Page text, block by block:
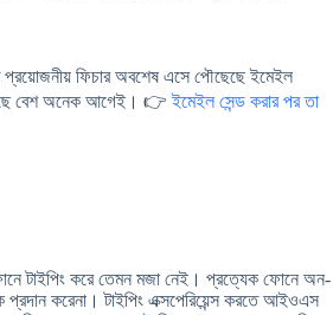
ফিচার অবশেষ এসে পৌছেছে ইমেইল
আছে বেশ অনেক আগেই। 👉ইমেইল সেন্ড করার পর তা
টাইপিং করে তেমন মজা নেই। প্রত্যেক ফোনে অন-
প্রদান করেনা। টাইপিং এক্সপেরিয়েন্স করতে আইওএস